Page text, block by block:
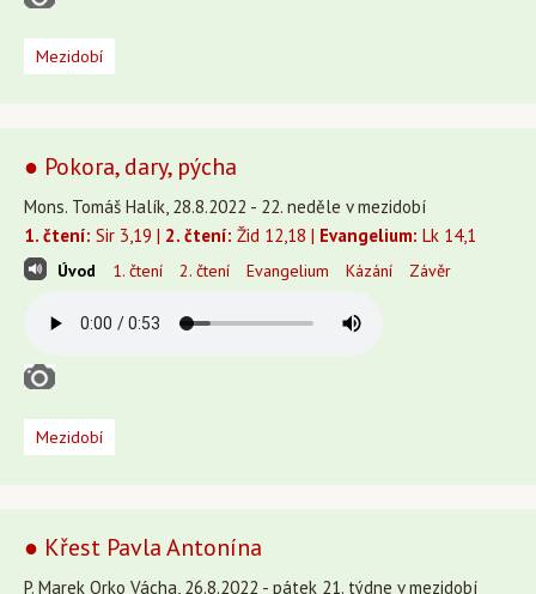
Mezidobí
● Pokora, dary, pýcha
Mons. Tomáš Halík, 28.8.2022 - 22. neděle v mezidobí
1. čtení: Sir 3,19 | 2. čtení: Žid 12,18 | Evangelium: Lk 14,1
Úvod 1. čtení 2. čtení Evangelium Kázání Závěr
Mezidobí
● Křest Pavla Antonína
P. Marek Orko Vácha, 26.8.2022 - pátek 21. týdne v mezidobí